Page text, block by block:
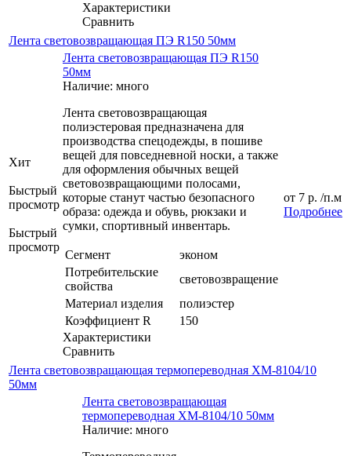
Характеристики
Сравнить
Лента световозвращающая ПЭ R150 50мм
Хит
Быстрый
просмотр
Быстрый
просмотр
Лента световозвращающая ПЭ R150
50мм
Наличие: много
Лента световозвращающая
полиэстеровая предназначена для
производства спецодежды, в пошиве
вещей для повседневной носки, а также
для оформления обычных вещей
световозвращающими полосами,
которые станут частью безопасного
образа: одежда и обувь, рюкзаки и
сумки, спортивный инвентарь.
Сегмент
эконом
Потребительские
свойства
световозвращение
Материал изделия
полиэстер
Коэффициент R
150
Характеристики
Сравнить
от 7 р. /п.м
Подробнее
Лента световозвращающая термопереводная XM-8104/10
50мм
Лента световозвращающая
термопереводная XM-8104/10 50мм
Наличие: много